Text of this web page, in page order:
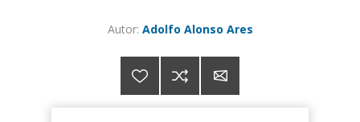
Autor: Adolfo Alonso Ares